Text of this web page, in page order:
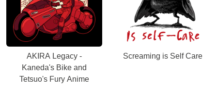
AKIRA Legacy -
Kaneda's Bike and
Tetsuo's Fury Anime
Screaming is Self Care